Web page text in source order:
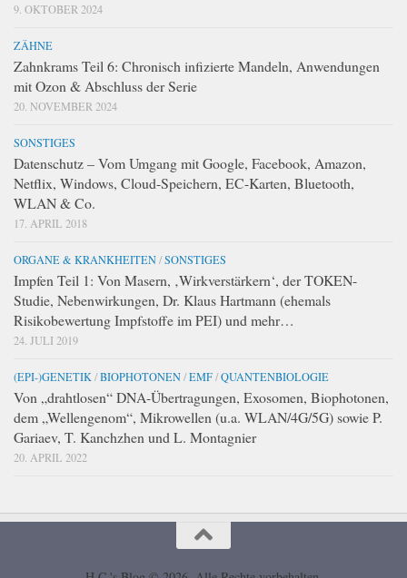
9. OKTOBER 2024
ZÄHNE
Zahnkrams Teil 6: Chronisch infizierte Mandeln, Anwendungen
mit Ozon & Abschluss der Serie
20. NOVEMBER 2024
SONSTIGES
Datenschutz – Vom Umgang mit Google, Facebook, Amazon,
Netflix, Windows, Cloud-Speichern, EC-Karten, Bluetooth,
WLAN & Co.
17. APRIL 2018
ORGANE & KRANKHEITEN/SONSTIGES
Impfen Teil 1: Von Masern, ‚Wirkverstärkern‘, der TOKEN-
Studie, Nebenwirkungen, Dr. Klaus Hartmann (ehemals
Risikobewertung Impfstoffe im PEI) und mehr…
24. JULI 2019
(EPI-)GENETIK /BIOPHOTONEN/EMF/QUANTENBIOLOGIE
Von „drahtlosen“ DNA-Übertragungen, Exosomen, Biophotonen,
dem „Wellengenom“, Mikrowellen (u.a. WLAN/4G/5G) sowie P.
Gariaev, T. Kanchzhen und L. Montagnier
20. APRIL 2022